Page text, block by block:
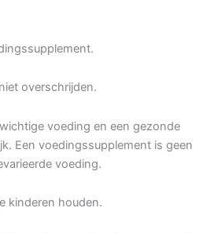
overschrijden.
voeding en een gezonde
Een voedingssupplement is geen
voeding.
kinderen houden.